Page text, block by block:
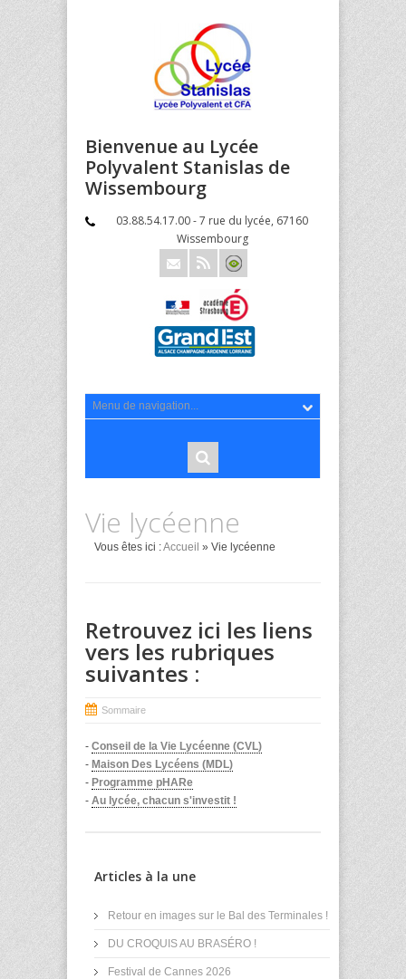
Bienvenue au Lycée
Polyvalent Stanislas de
Wissembourg
03.88.54.17.00 - 7 rue du lycée, 67160
Wissembourg
Vie lycéenne
Vous êtes ici :Accueil » Vie lycéenne
Retrouvez ici les liens
vers les rubriques
suivantes :
Sommaire
- Conseil de la Vie Lycéenne (CVL)
- Maison Des Lycéens (MDL)
- Programme pHARe
- Au lycée, chacun s'investit !
Articles à la une
Retour en images sur le Bal des Terminales !
DU CROQUIS AU BRASÉRO !
Festival de Cannes 2026